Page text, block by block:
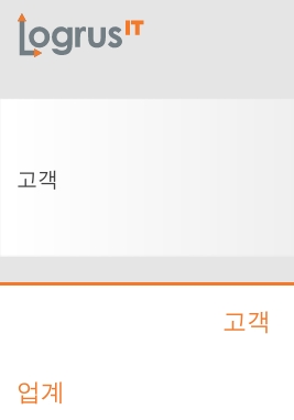
고객
고객
업계